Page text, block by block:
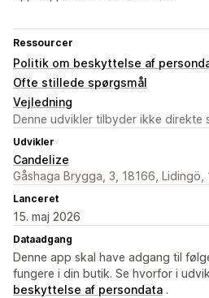
Ressourcer
Politik om beskyttelse af
Ofte stillede spørgsmål
Vejledning
Denne udvikler tilbyder ikke direkte
Udvikler
Candelize
Gåshaga Brygga, 3, 18166, Lidingö,
Lanceret
15. maj 2026
Dataadgang
Denne app skal have adgang til
fungere i din butik. Se hvorfor i
beskyttelse af persondata .